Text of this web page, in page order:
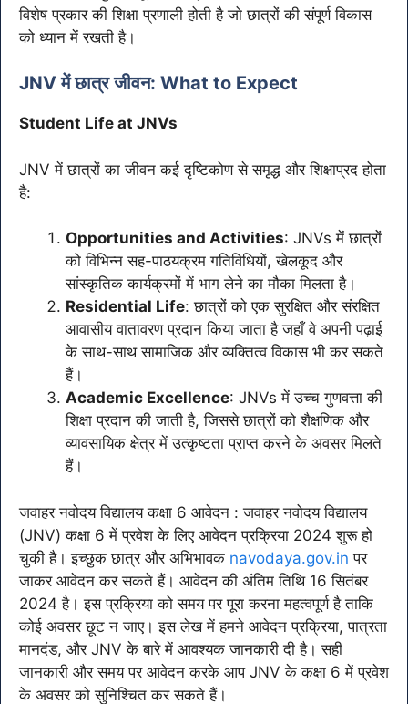
विशेष प्रकार की शिक्षा प्रणाली होती है जो छात्रों की संपूर्ण विकास
को ध्यान में रखती है।
JNV में छात्र जीवन: What to Expect
Student Life at JNVs
JNV में छात्रों का जीवन कई दृष्टिकोण से समृद्ध और शिक्षाप्रद होता
है:
Opportunities and Activities: JNVs में छात्रों
को विभिन्न सह-पाठयक्रम गतिविधियों, खेलकूद और
सांस्कृतिक कार्यक्रमों में भाग लेने का मौका मिलता है।
Residential Life: छात्रों को एक सुरक्षित और संरक्षित
आवासीय वातावरण प्रदान किया जाता है जहाँ वे अपनी पढ़ाई
के साथ-साथ सामाजिक और व्यक्तित्व विकास भी कर सकते
हैं।
Academic Excellence: JNVs में उच्च गुणवत्ता की
शिक्षा प्रदान की जाती है, जिससे छात्रों को शैक्षणिक और
व्यावसायिक क्षेत्र में उत्कृष्टता प्राप्त करने के अवसर मिलते
हैं।
जवाहर नवोदय विद्यालय कक्षा 6 आवेदन : जवाहर नवोदय विद्यालय
(JNV) कक्षा 6 में प्रवेश के लिए आवेदन प्रक्रिया 2024 शुरू हो
चुकी है। इच्छुक छात्र और अभिभावक navodaya.gov.in पर
जाकर आवेदन कर सकते हैं। आवेदन की अंतिम तिथि 16 सितंबर
2024 है। इस प्रक्रिया को समय पर पूरा करना महत्वपूर्ण है ताकि
कोई अवसर छूट न जाए। इस लेख में हमने आवेदन प्रक्रिया, पात्रता
मानदंड, और JNV के बारे में आवश्यक जानकारी दी है। सही
जानकारी और समय पर आवेदन करके आप JNV के कक्षा 6 में प्रवेश
के अवसर को सुनिश्चित कर सकते हैं।